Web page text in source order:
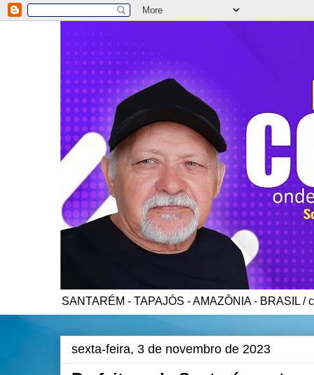
SANTARÉM - TAPAJÓS - AMAZÔNIA - BRASIL /
sexta-feira, 3 de novembro de 2023